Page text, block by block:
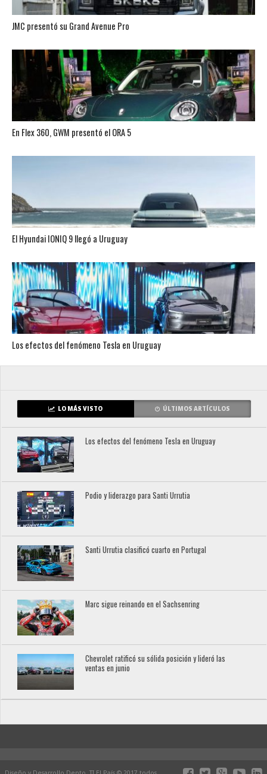
JMC presentó su Grand Avenue Pro
En Flex 360, GWM presentó el ORA 5
El Hyundai IONIQ 9 llegó a Uruguay
Los efectos del fenómeno Tesla en Uruguay
LO MÁS VISTO ÚLTIMOS ARTÍCULOS
Los efectos del fenómeno Tesla en Uruguay
Podio y liderazgo para Santi Urrutia
Santi Urrutia clasificó cuarto en Portugal
Marc sigue reinando en el Sachsenring
Chevrolet ratificó su sólida posición y lideró las
ventas en junio